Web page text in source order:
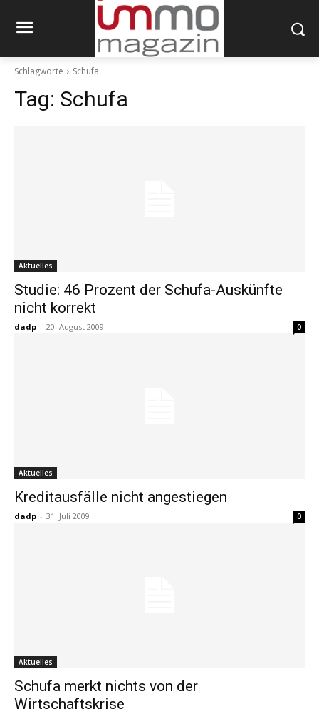
Schlagworte Schufa
Tag: Schufa
Aktuelles
Studie: 46 Prozent der Schufa-Auskünfte
nicht korrekt
dadp - 20. August 2009 0
Aktuelles
Kreditausfälle nicht angestiegen
dadp - 31. Juli 2009 0
Aktuelles
Schufa merkt nichts von der
Wirtschaftskrise